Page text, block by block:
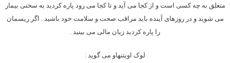
متعلق به چه کسی است و از کجا می آید و تا کجا می رود پاره کردید به سختی بیمار
می شوید و در روزهای آینده باید مراقب صحت و سلامت خود باشید . اگر ریسمان
را پاره کردید زیان مالی می بینید .
لوک اویتنهاو می گوید :